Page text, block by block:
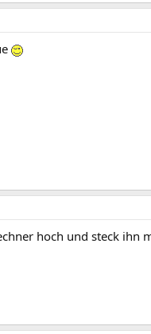
hoch und steck ihn